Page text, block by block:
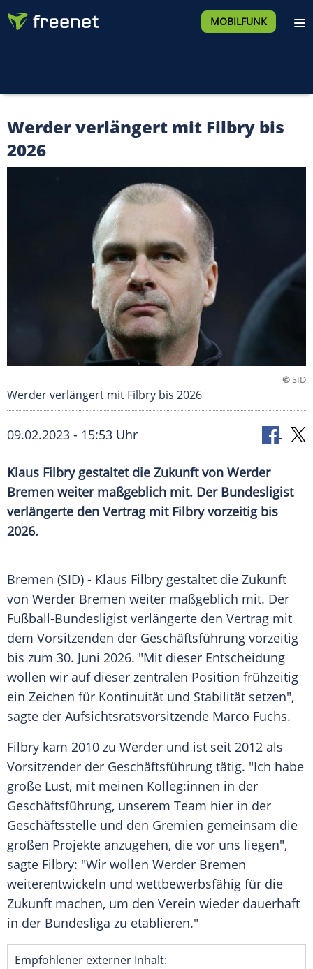
MOBILFUNK
Werder verlängert mit Filbry bis
2026
©SID
Werder verlängert mit Filbry bis 2026
09.02.2023 - 15:53 Uhr
Klaus Filbry gestaltet die Zukunft von Werder
Bremen weiter maßgeblich mit. Der Bundesligist
verlängerte den Vertrag mit Filbry vorzeitig bis
2026.
Bremen (SID) - Klaus Filbry gestaltet die Zukunft
von Werder Bremen weiter maßgeblich mit. Der
Fußball-Bundesligist verlängerte den Vertrag mit
dem Vorsitzenden der Geschäftsführung vorzeitig
bis zum 30. Juni 2026. "Mit dieser Entscheidung
wollen wir auf dieser zentralen Position frühzeitig
ein Zeichen für Kontinuität und Stabilität setzen",
sagte der Aufsichtsratsvorsitzende Marco Fuchs.
Filbry kam 2010 zu Werder und ist seit 2012 als
Vorsitzender der Geschäftsführung tätig. "Ich habe
große Lust, mit meinen Kolleg:innen in der
Geschäftsführung, unserem Team hier in der
Geschäftsstelle und den Gremien gemeinsam die
großen Projekte anzugehen, die vor uns liegen",
sagte Filbry: "Wir wollen Werder Bremen
weiterentwickeln und wettbewerbsfähig für die
Zukunft machen, um den Verein wieder dauerhaft
in der Bundesliga zu etablieren."
Empfohlener externer Inhalt: